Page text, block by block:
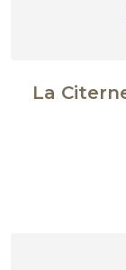
La